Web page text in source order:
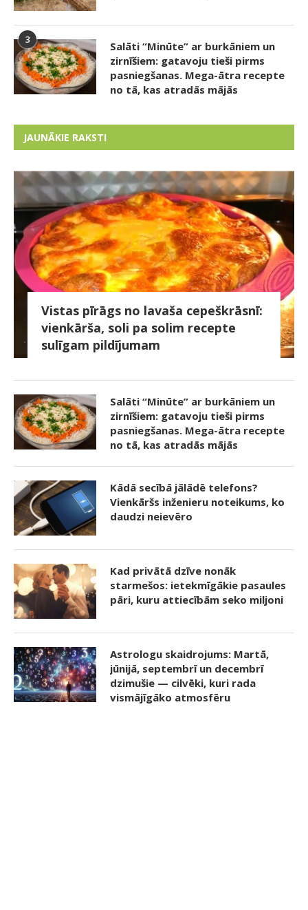
3
Salāti “Minūte” ar burkāniem un
zirnīšiem: gatavoju tieši pirms
pasniegšanas. Mega-ātra recepte
no tā, kas atradās mājās
JAUNĀKIE RAKSTI
Vistas pīrāgs no lavaša cepeškrāsnī:
vienkārša, soli pa solim recepte
sulīgam pildījumam
Salāti “Minūte” ar burkāniem un
zirnīšiem: gatavoju tieši pirms
pasniegšanas. Mega-ātra recepte
no tā, kas atradās mājās
Kādā secībā jālādē telefons?
Vienkāršs inženieru noteikums, ko
daudzi neievēro
Kad privātā dzīve nonāk
starmešos: ietekmīgākie pasaules
pāri, kuru attiecībām seko miljoni
Astrologu skaidrojums: Martā,
jūnijā, septembrī un decembrī
dzimušie — cilvēki, kuri rada
vismājīgāko atmosfēru